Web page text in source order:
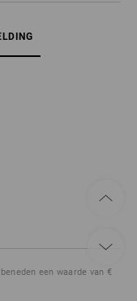
een waarde van €